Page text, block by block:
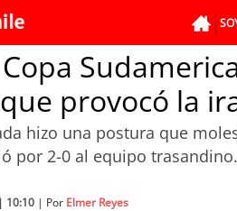
Copa
provocó la
hizo una postura que
por 2-0 al equipo trasandino.
10:10 | Por Elmer Reyes